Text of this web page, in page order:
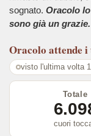
sognato. Oracolo
sono già un grazie.
Oracolo attende
visto l'ultima volta
Totale
cuori